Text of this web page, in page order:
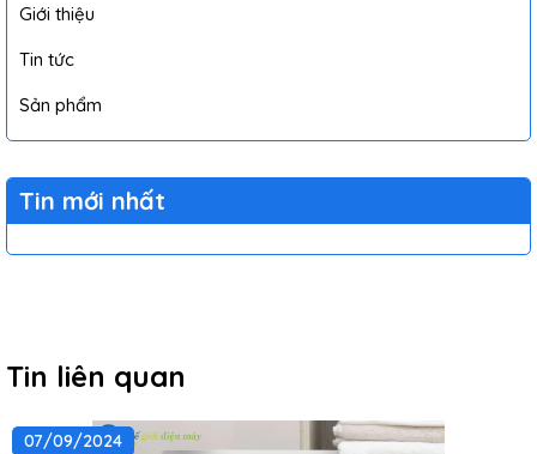
Giới thiệu
Tin tức
Sản phẩm
Tin mới nhất
Tin liên quan
07/09/2024